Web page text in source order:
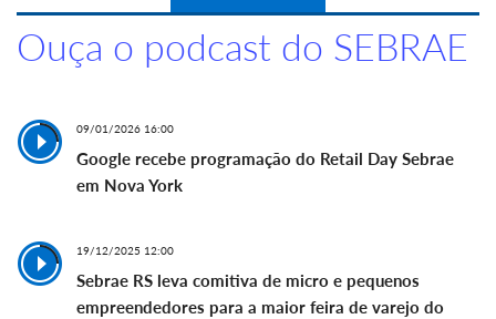
Ouça o podcast do SEBRAE
09/01/2026 16:00
Google recebe programação do Retail Day Sebrae
em Nova York
19/12/2025 12:00
Sebrae RS leva comitiva de micro e pequenos
empreendedores para a maior feira de varejo do